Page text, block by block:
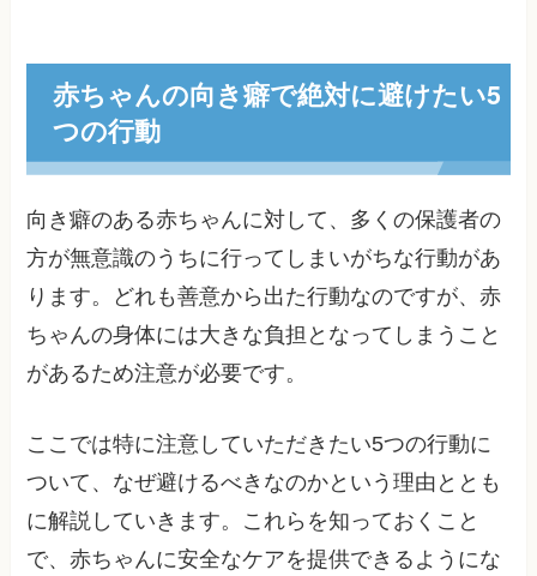
赤ちゃんの向き癖で絶対に避けたい5
つの行動
向き癖のある赤ちゃんに対して、多くの保護者の
方が無意識のうちに行ってしまいがちな行動があ
ります。どれも善意から出た行動なのですが、赤
ちゃんの身体には大きな負担となってしまうこと
があるため注意が必要です。
ここでは特に注意していただきたい5つの行動に
ついて、なぜ避けるべきなのかという理由ととも
に解説していきます。これらを知っておくこと
で、赤ちゃんに安全なケアを提供できるようにな